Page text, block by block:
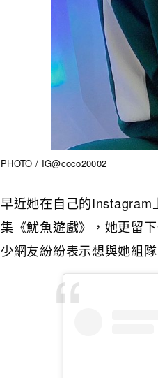
PHOTO / IG@coco20002
早近她在自己的Instagram
集《魷魚遊戲》，她更留
少網友紛紛表示想與她組隊